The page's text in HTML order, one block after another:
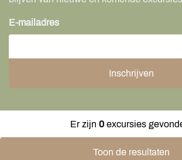
Er zijn 0excursies
Toon de resultaten
E-mailadres
Dagje in de natuur | Ontwikkeld